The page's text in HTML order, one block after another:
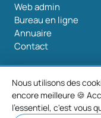
Web admin
Bureau en ligne
Annuaire
Contact
©2026
Mentions
Politique
Nous utilisons des
encore meilleure 🍪
l'essentiel, c'est vous